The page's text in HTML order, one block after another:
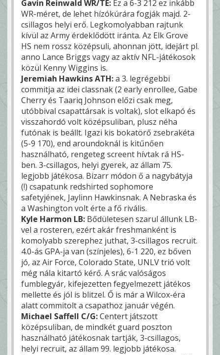
Gavin Reinwald WR/TE: Ez a 6-3 212 ez inkább
WR-méret, de lehet hízókúrára fogják majd. 2-
csillagos helyi erő. Legkomolyabban rajtunk
kívül az Army érdeklődött iránta. Az Elk Grove
HS nem rossz középsuli, ahonnan jött, idejárt pl.
anno Lance Briggs vagy az aktív NFL-játékosok
közül Kenny Wiggins is.
Jeremiah Hawkins ATH:a 3. legrégebbi
commitja az idei classnak (2 early enrollee, Gabe
Cherry és Taariq Johnson előzi csak meg,
utóbbival csapattársak is voltak), slot elkapó és
visszahordó volt középsuliban, plusz néha
futónak is beállt. Igazi kis bokatörő zsebrakéta
(5-9 170), end aroundoknál is kitűnően
használható, rengeteg screent hívtak rá HS-
ben. 3-csillagos, helyi gyerek, az állam 75.
legjobb játékosa. Bizarr módon ő a nagybátyja
(!) csapatunk redshirted sophomore
safetyjének, Jaylinn Hawkinsnak. A Nebraska és
a Washington volt érte a fő rivális.
Kyle Harmon LB: Bődületesen szarul állunk LB-
vel a rosteren, ezért akár freshmanként is
komolyabb szerephez juthat, 3-csillagos recruit.
4.0-ás GPA-ja van (színjeles), 6-1 220, ez bőven
jó, az Air Force, Colorado State, UNLV trió volt
még nála kitartó kérő. A srác valóságos
fumblegyár, kifejezetten fegyelmezett játékos
mellette és jól is blitzel. Ő is már a Wilcox-éra
alatt commitolt a csapathoz január végén.
Michael Saffell C/G:Centert játszott
középsuliban, de mindkét guard poszton
használható játékosnak tartják, 3-csillagos,
helyi recruit, az állam 99. legjobb játékosa.